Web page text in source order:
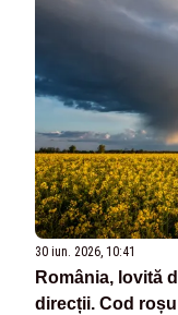
30 iun. 2026, 10:41
România, lovită
direcții. Cod